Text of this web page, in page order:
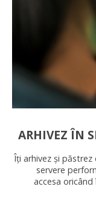
ARHIVEZ ÎN
Îți arhivez și
servere
accesa